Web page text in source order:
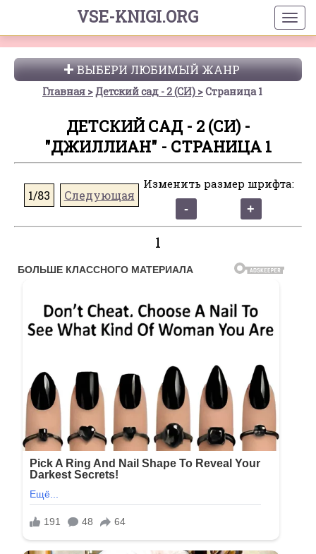
VSE-KNIGI.ORG
ВЫБЕРИ ЛЮБИМЫЙ ЖАНР
Главная Детский сад - 2 (СИ) Страница 1
ДЕТСКИЙ САД - 2 (СИ) -
"ДЖИЛЛИАН" - СТРАНИЦА 1
1/83 Следующая
Изменить размер шрифта:
1